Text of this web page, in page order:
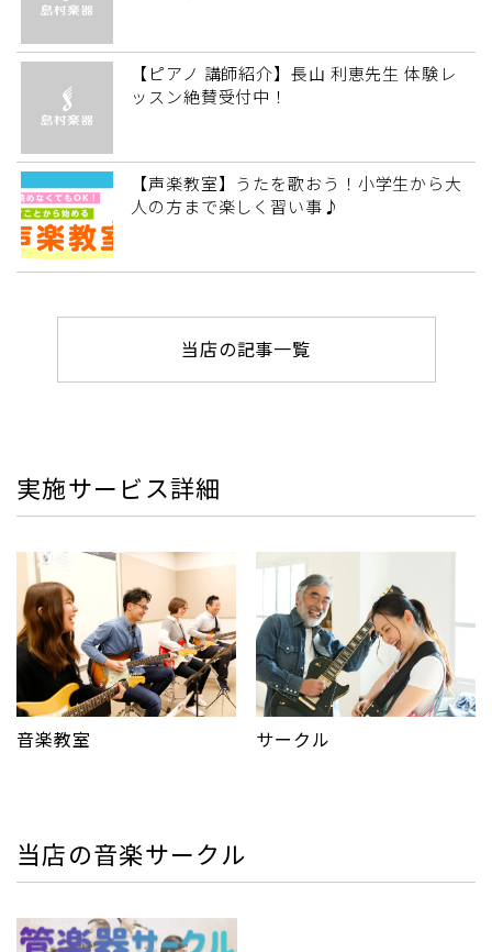
【ピアノ 講師紹介】長山 利恵先生 体験レ
ッスン絶賛受付中！
【声楽教室】うたを歌おう！小学生から大
人の方まで楽しく習い事♪
当店の記事一覧
実施サービス詳細
音楽教室 サークル
当店の音楽サークル